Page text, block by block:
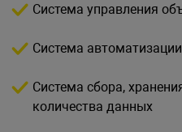
Система управления
Система
Система сбора,
количества данных